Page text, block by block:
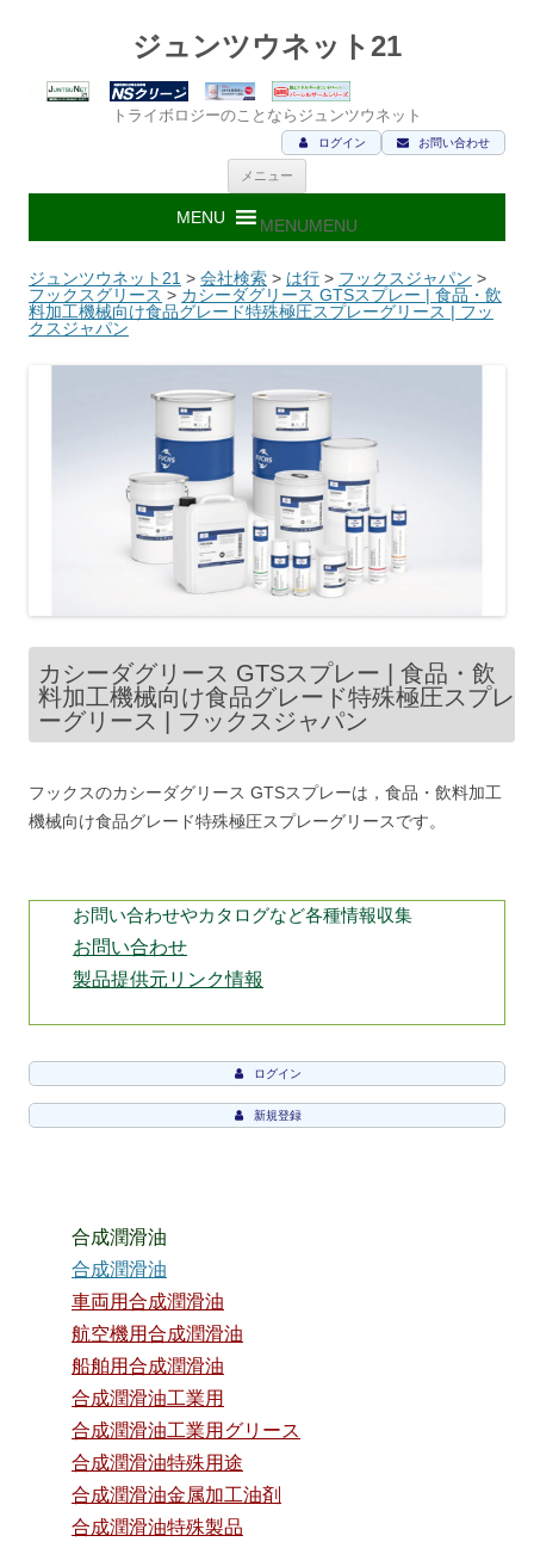
ジュンツウネット21
トライボロジーのことならジュンツウネット
お問い合わせ
ログイン
メニュー
ン
ツ
ス
キ
ッ
プ
MENUMENU
ジュンツウネット21 > 会社検索 > は行 > フックスジャパン >
フックスグリース > カシーダグリース GTSスプレー | 食品・飲
料加工機械向け食品グレード特殊極圧スプレーグリース | フッ
クスジャパン
カシーダグリース GTSスプレー | 食品・飲
料加工機械向け食品グレード特殊極圧スプレ
ーグリース | フックスジャパン
フックスのカシーダグリース GTSスプレーは，食品・飲料加工
機械向け食品グレード特殊極圧スプレーグリースです。
お問い合わせやカタログなど各種情報収集
お問い合わせ
製品提供元リンク情報
ログイン
新規登録
合成潤滑油
合成潤滑油
車両用合成潤滑油
航空機用合成潤滑油
船舶用合成潤滑油
合成潤滑油工業用
合成潤滑油工業用グリース
合成潤滑油特殊用途
合成潤滑油金属加工油剤
合成潤滑油特殊製品